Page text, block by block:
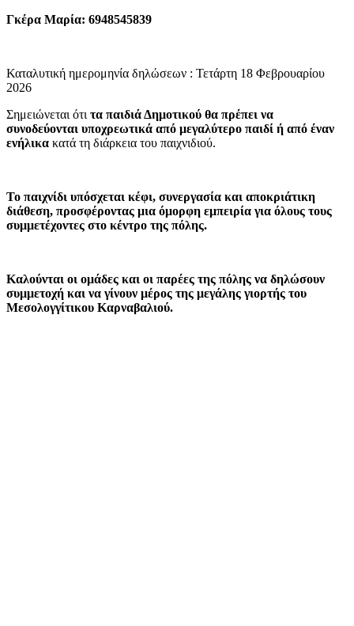
Γκέρα Μαρία: 6948545839
Καταλυτική ημερομηνία δηλώσεων : Τετάρτη 18 Φεβρουαρίου
2026
Σημειώνεται ότι τα παιδιά Δημοτικού θα πρέπει να
συνοδεύονται υποχρεωτικά από μεγαλύτερο παιδί ή από έναν
ενήλικα κατά τη διάρκεια του παιχνιδιού.
Το παιχνίδι υπόσχεται κέφι, συνεργασία και αποκριάτικη
διάθεση, προσφέροντας μια όμορφη εμπειρία για όλους τους
συμμετέχοντες στο κέντρο της πόλης.
Καλούνται οι ομάδες και οι παρέες της πόλης να δηλώσουν
συμμετοχή και να γίνουν μέρος της μεγάλης γιορτής του
Μεσολογγίτικου Καρναβαλιού.